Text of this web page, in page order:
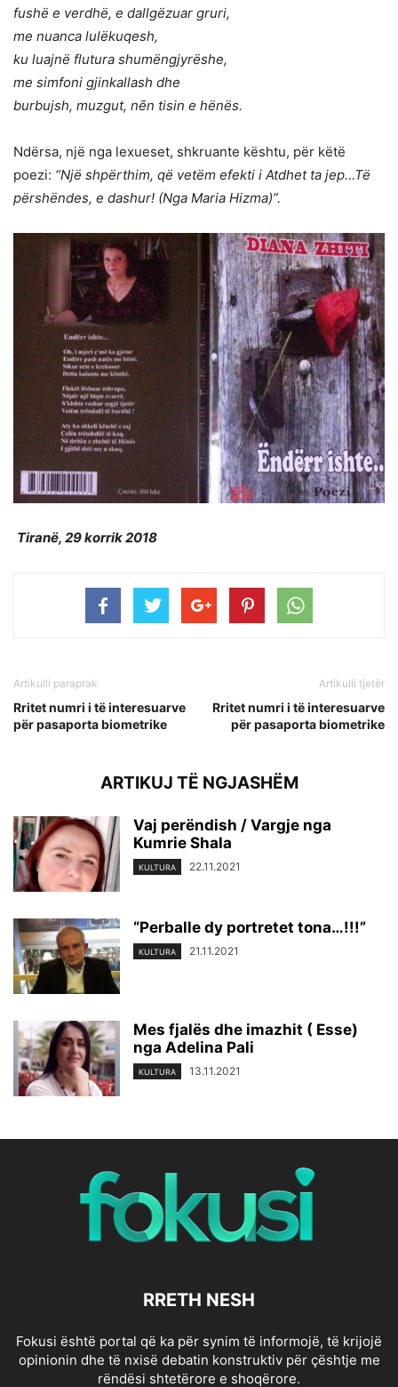
fushë e verdhë, e dallgëzuar gruri,
me nuanca lulëkuqesh,
ku luajnë flutura shumëngjyrëshe,
me simfoni gjinkallash dhe
burbujsh, muzgut, nēn tisin e hënës.
Ndërsa, një nga lexueset, shkruante kështu, për këtë
poezi: “Një shpërthim, që vetëm efekti i Atdhet ta jep…Të
përshëndes, e dashur! (Nga Maria Hizma)”.
Tiranë, 29 korrik 2018
Artikulli paraprak
Rritet numri i të interesuarve
për pasaporta biometrike
Artikulli tjetër
Rritet numri i të interesuarve
për pasaporta biometrike
ARTIKUJ TË NGJASHËM
Vaj perëndish / Vargje nga
Kumrie Shala
KULTURA 22.11.2021
“Perballe dy portretet tona…!!!”
KULTURA 21.11.2021
Mes fjalës dhe imazhit ( Esse)
nga Adelina Pali
KULTURA 13.11.2021
RRETH NESH
Fokusi është portal që ka për synim të informojë, të krijojë
opinionin dhe të nxisë debatin konstruktiv për çështje me
rëndësi shtetërore e shoqërore.